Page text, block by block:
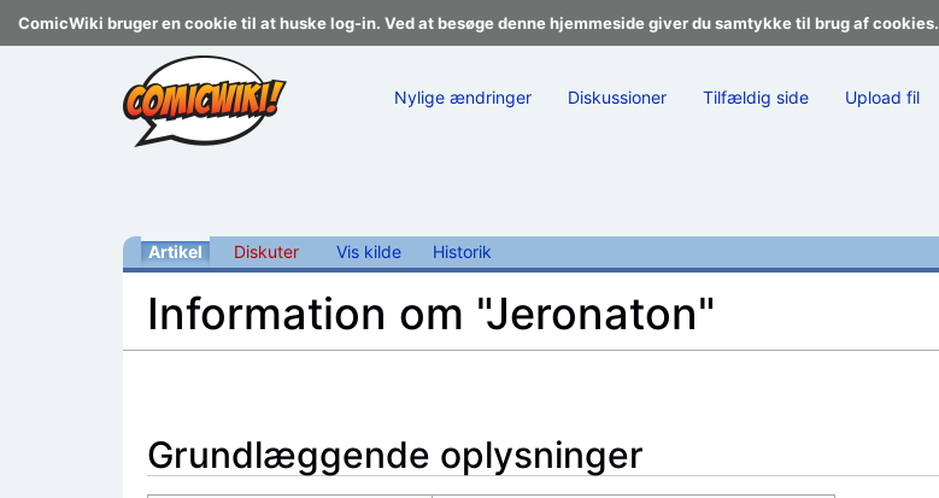
ComicWiki bruger en cookie til at huske log-in. Ved at besøge denne hjemmeside giver du samtykke til brug af cookies.
Nylige ændringer Diskussioner Tilfældig side Upload fil
Artikel Diskuter Vis kilde Historik
Information om "Jeronaton"
Grundlæggende oplysninger